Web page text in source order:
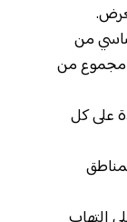
من
مجموع من
على كل